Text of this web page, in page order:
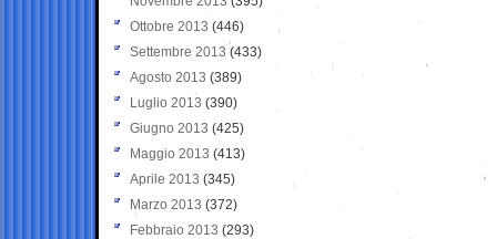
Ottobre 2013 (446)
Settembre 2013 (433)
Agosto 2013 (389)
Luglio 2013 (390)
Giugno 2013 (425)
Maggio 2013 (413)
Aprile 2013 (345)
Marzo 2013 (372)
Febbraio 2013 (293)